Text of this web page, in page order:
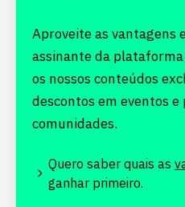
Aproveite as vantagens
assinante da
os nossos conteúdos
descontos em eventos
comunidades.
Quero saber quais as
ganhar primeiro.